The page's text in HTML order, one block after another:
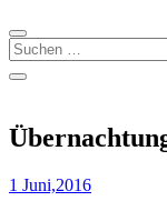
Suchen
nach:
1 Juni,2016